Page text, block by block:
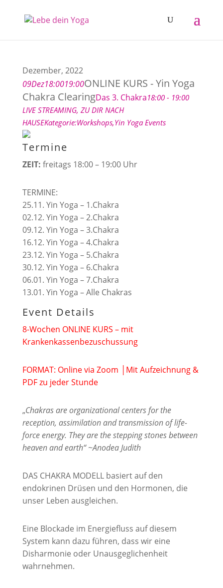
Dezember, 2022
09Dez18:0019:00ONLINE KURS - Yin Yoga
Chakra ClearingDas 3. Chakra18:00 - 19:00
LIVE STREAMING, ZU DIR NACH
HAUSEKategorie:Workshops,Yin Yoga Events
Termine
ZEIT: freitags 18:00 – 19:00 Uhr
TERMINE:
25.11. Yin Yoga – 1.Chakra
02.12. Yin Yoga – 2.Chakra
09.12. Yin Yoga – 3.Chakra
16.12. Yin Yoga – 4.Chakra
23.12. Yin Yoga – 5.Chakra
30.12. Yin Yoga – 6.Chakra
06.01. Yin Yoga – 7.Chakra
13.01. Yin Yoga – Alle Chakras
Event Details
8-Wochen ONLINE KURS – mit
Krankenkassenbezuschussung
FORMAT: Online via Zoom │Mit Aufzeichnung &
PDF zu jeder Stunde
„Chakras are organizational centers for the
reception, assimilation and transmission of life-
force energy. They are the stepping stones between
heaven and earth“ ~Anodea Judith
DAS CHAKRA MODELL basiert auf den
endokrinen Drüsen und den Hormonen, die
unser Leben ausgleichen.
Eine Blockade im Energiefluss auf diesem
System kann dazu führen, dass wir eine
Disharmonie oder Unausgeglichenheit
wahrnehmen.